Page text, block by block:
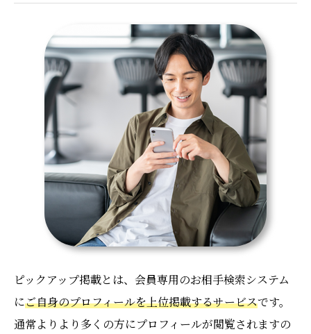
ピックアップ掲載とは、会員専用のお相手検索システム
にご自身のプロフィールを上位掲載するサービスです。
通常よりより多くの方にプロフィールが閲覧されますの